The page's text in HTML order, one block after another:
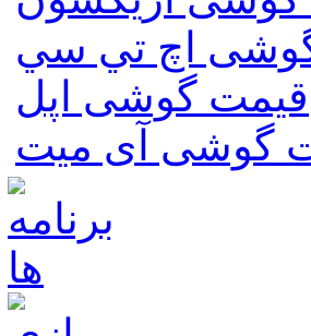
اچ تي سي
قیمت گوشی اپل
گوشی آی میت